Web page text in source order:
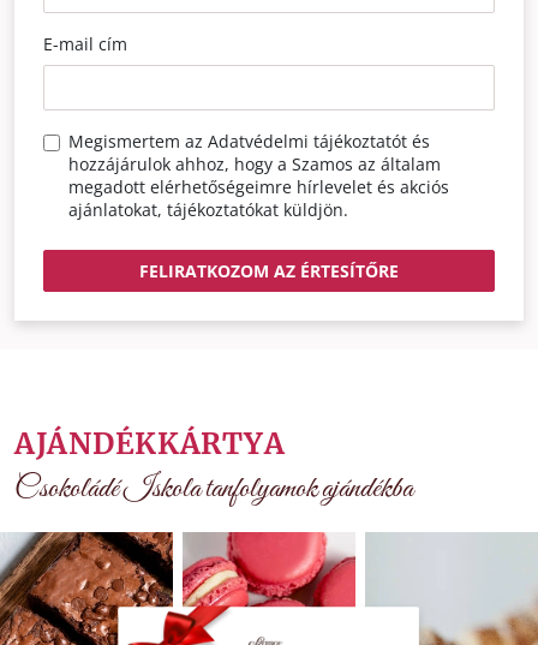
E-mail cím
Megismertem az Adatvédelmi tájékoztatót és
hozzájárulok ahhoz, hogy a Szamos az általam
megadott elérhetőségeimre hírlevelet és akciós
ajánlatokat, tájékoztatókat küldjön.
FELIRATKOZOM AZ ÉRTESÍTŐRE
AJÁNDÉKKÁRTYA
Csokoládé Iskola tanfolyamok ajándékba